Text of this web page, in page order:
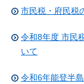
市民税・府民税
令和8年度 市民
いて
令和6年能登半